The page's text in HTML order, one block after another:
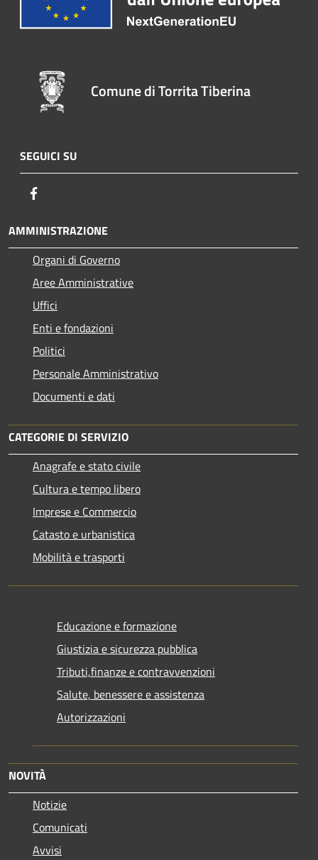
Comune di Torrita Tiberina
SEGUICI SU
AMMINISTRAZIONE
Organi di Governo
Aree Amministrative
Uffici
Enti e fondazioni
Politici
Personale Amministrativo
Documenti e dati
CATEGORIE DI SERVIZIO
Anagrafe e stato civile
Cultura e tempo libero
Imprese e Commercio
Catasto e urbanistica
Mobilità e trasporti
Educazione e formazione
Giustizia e sicurezza pubblica
Tributi,finanze e contravvenzioni
Salute, benessere e assistenza
Autorizzazioni
NOVITÀ
Notizie
Comunicati
Avvisi